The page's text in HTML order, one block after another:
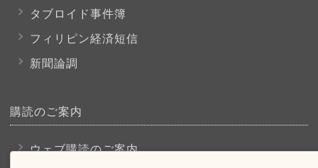
タブロイド事件簿
フィリピン経済短信
新聞論調
購読のご案内
ウェブ購読のご案内